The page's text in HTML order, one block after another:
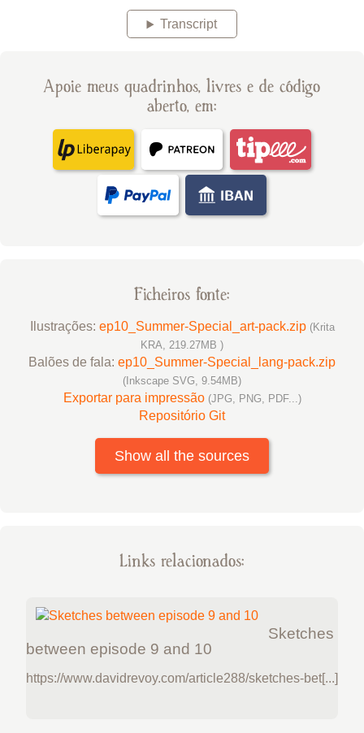
Transcript
Apoie meus quadrinhos, livres e de código
aberto, em:
Ficheiros fonte:
Ilustrações: ep10_Summer-Special_art-pack.zip (Krita
KRA, 219.27MB )
Balões de fala: ep10_Summer-Special_lang-pack.zip
(Inkscape SVG, 9.54MB)
Exportar para impressão (JPG, PNG, PDF...)
Repositório Git
Show all the sources
Links relacionados:
Sketches
between episode 9 and 10
https://www.davidrevoy.com/article288/sketches-bet[...]